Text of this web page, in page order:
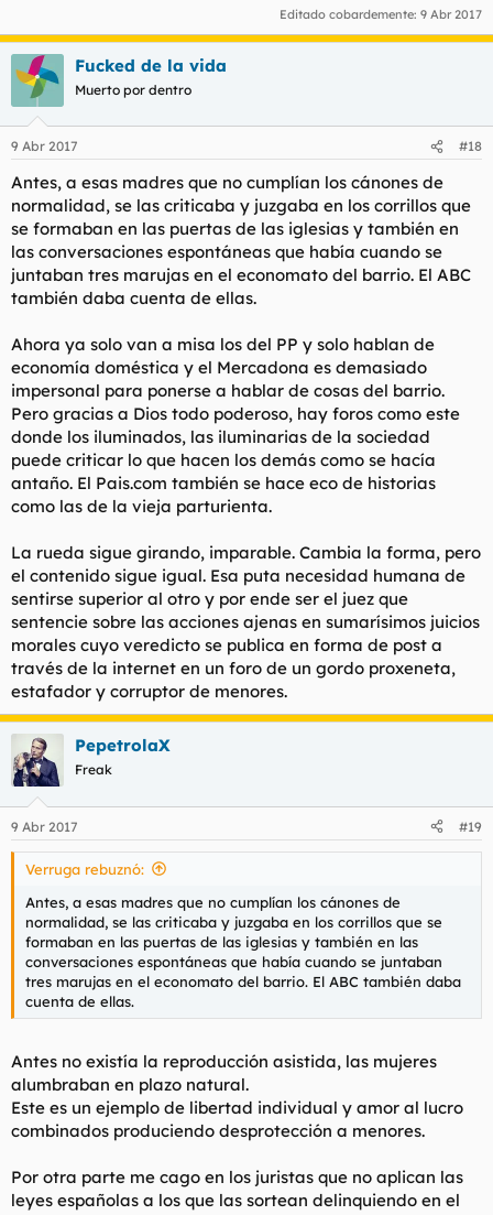
Editado cobardemente: 9 Abr 2017
Fucked de la vida
Muerto por dentro
9 Abr 2017 #18
Antes, a esas madres que no cumplían los cánones de
normalidad, se las criticaba y juzgaba en los corrillos que
se formaban en las puertas de las iglesias y también en
las conversaciones espontáneas que había cuando se
juntaban tres marujas en el economato del barrio. El ABC
también daba cuenta de ellas.
Ahora ya solo van a misa los del PP y solo hablan de
economía doméstica y el Mercadona es demasiado
impersonal para ponerse a hablar de cosas del barrio.
Pero gracias a Dios todo poderoso, hay foros como este
donde los iluminados, las iluminarias de la sociedad
puede criticar lo que hacen los demás como se hacía
antaño. El Pais.com también se hace eco de historias
como las de la vieja parturienta.
La rueda sigue girando, imparable. Cambia la forma, pero
el contenido sigue igual. Esa puta necesidad humana de
sentirse superior al otro y por ende ser el juez que
sentencie sobre las acciones ajenas en sumarísimos juicios
morales cuyo veredicto se publica en forma de post a
través de la internet en un foro de un gordo proxeneta,
estafador y corruptor de menores.
PepetrolaX
Freak
9 Abr 2017 #19
Verruga rebuznó:
Antes, a esas madres que no cumplían los cánones de
normalidad, se las criticaba y juzgaba en los corrillos que se
formaban en las puertas de las iglesias y también en las
conversaciones espontáneas que había cuando se juntaban
tres marujas en el economato del barrio. El ABC también daba
cuenta de ellas.
Antes no existía la reproducción asistida, las mujeres
alumbraban en plazo natural.
Este es un ejemplo de libertad individual y amor al lucro
combinados produciendo desprotección a menores.
Por otra parte me cago en los juristas que no aplican las
leyes españolas a los que las sortean delinquiendo en el